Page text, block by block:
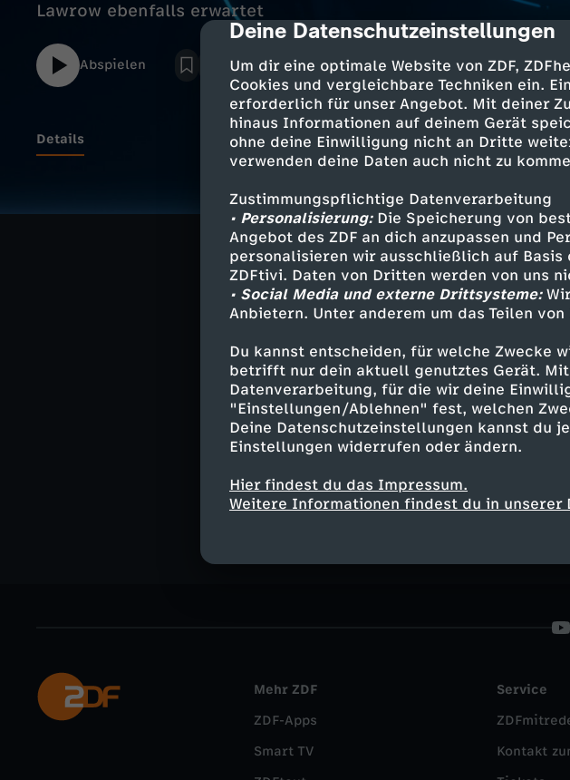
cmp-dialog-description
Deine Datenschutzeinstellungen
Um dir eine optimale Website von ZDF,
Cookies und vergleichbare Techniken ein.
erforderlich für unser Angebot. Mit deiner
hinaus Informationen auf deinem Gerät
ohne deine Einwilligung nicht an Dritte
verwenden deine Daten auch nicht zu
Zustimmungspflichtige Datenverarbeitung
• Personalisierung:Die Speicherung von
Angebot des ZDF an dich anzupassen und
personalisieren wir ausschließlich auf Basis
ZDFtivi. Daten von Dritten werden von uns
• Social Media und externe Drittsysteme:
Anbietern. Unter anderem um das Teilen
Du kannst entscheiden, für welche Zwecke
betrifft nur dein aktuell genutztes Gerät.
Datenverarbeitung, für die wir deine
"Einstellungen/Ablehnen" fest, welchen
Deine Datenschutzeinstellungen kannst du
Einstellungen widerrufen oder ändern.
Hier findest du das Impressum.
Weitere Informationen findest du in unserer
Lawrow ebenfalls erwartet
Abspielen
Details
Bundesweiter Protesttag an
Finanzielle Not der Krankenhäuser
50 Jahre Notrufnummern 110 und
Schnelle Notfallhilfe bundesweit
Russlands Lawrow ebenfalls
Ähnliche Inhalte
Nachrichten Magazin
Mehr ZDF
ZDF-Apps
Smart TV
Service
Kontakt